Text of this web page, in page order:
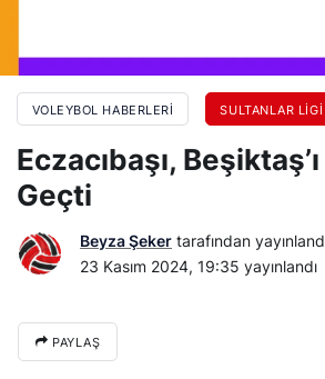
VOLEYBOL HABERLERI SULTANLAR LIGI
Eczacıbaşı,
Geçti
Beyza Şeker tarafından
23 Kasım 2024, 19:35 yayınlandı
PAYLAŞ